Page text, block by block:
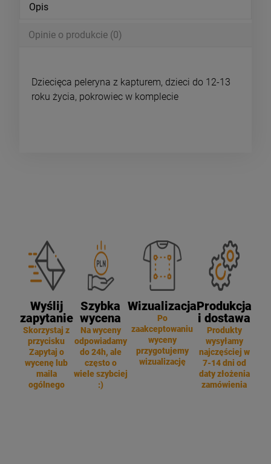
Opis
Opinie o produkcie (0)
Dziecięca peleryna z kapturem, dzieci do 12-13
roku życia, pokrowiec w komplecie
Wyślij
zapytanie
Skorzystaj z
przycisku
Zapytaj o
wycenę lub
maila
ogólnego
Szybka
wycena
Na wyceny
odpowiadamy
do 24h, ale
często o
wiele szybciej
:)
Wizualizacja
Po
zaakceptowaniu
wyceny
przygotujemy
wizualizację
Produkcja
i dostawa
Produkty
wysyłamy
najczęściej w
7-14 dni od
daty złożenia
zamówienia